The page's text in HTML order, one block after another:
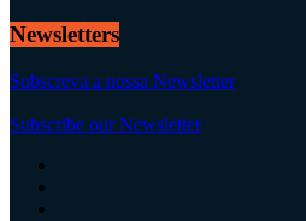
Newsletters
Subscreva a nossa Newsletter
Subscribe our Newsletter